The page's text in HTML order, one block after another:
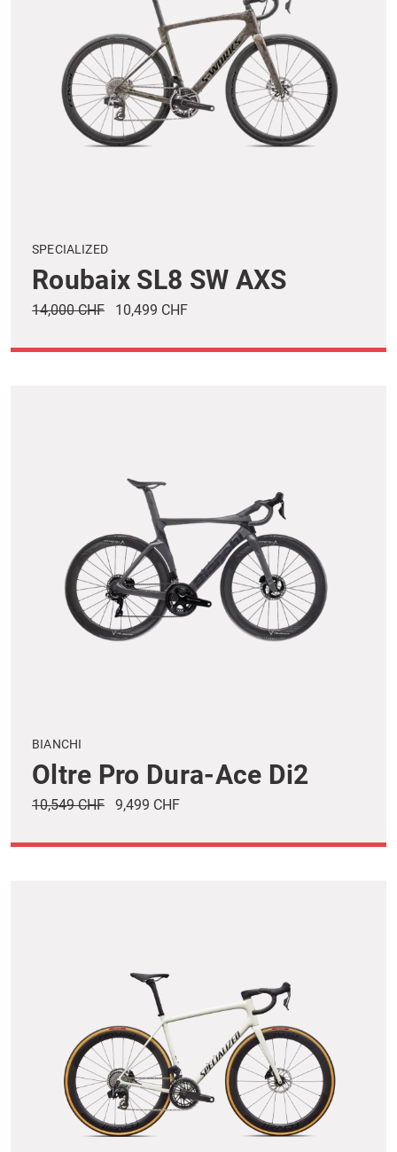
SPECIALIZED
Roubaix SL8 SW AXS
14,000 CHF 10,499 CHF
BIANCHI
Oltre Pro Dura-Ace Di2‎
10,549 CHF 9,499 CHF